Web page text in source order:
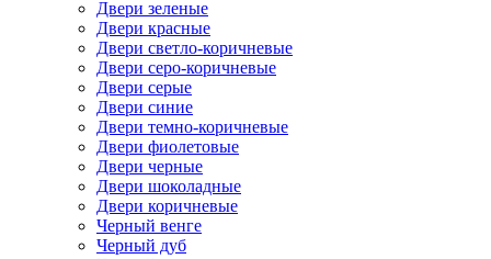
Двери зеленые
Двери красные
Двери светло-коричневые
Двери серо-коричневые
Двери серые
Двери синие
Двери темно-коричневые
Двери фиолетовые
Двери черные
Двери шоколадные
Двери коричневые
Черный венге
Черный дуб